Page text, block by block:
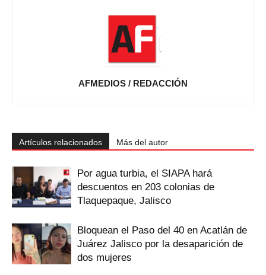
AFMEDIOS / REDACCIÓN
Artículos relacionados Más del autor
Por agua turbia, el SIAPA hará
descuentos en 203 colonias de
Tlaquepaque, Jalisco
Bloquean el Paso del 40 en Acatlán de
Juárez Jalisco por la desaparición de
dos mujeres